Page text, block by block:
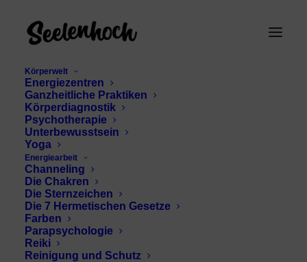
Körperwelt
Energiezentren
Ganzheitliche Praktiken
Körperdiagnostik
Psychotherapie
Unterbewusstsein
Yoga
Energiearbeit
Channeling
Die Chakren
Die Sternzeichen
Die 7 Hermetischen Gesetze
Farben
Parapsychologie
Reiki
Reinigung und Schutz
Spiritualität lernen